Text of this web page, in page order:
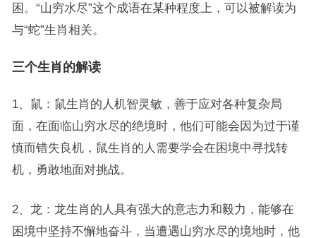
困。“山穷水尽”这个成语在某种程度上，可以被解读为
与“蛇”生肖相关。
三个生肖的解读
1、鼠：鼠生肖的人机智灵敏，善于应对各种复杂局
面，在面临山穷水尽的绝境时，他们可能会因为过于谨
慎而错失良机，鼠生肖的人需要学会在困境中寻找转
机，勇敢地面对挑战。
2、龙：龙生肖的人具有强大的意志力和毅力，能够在
困境中坚持不懈地奋斗，当遭遇山穷水尽的境地时，他